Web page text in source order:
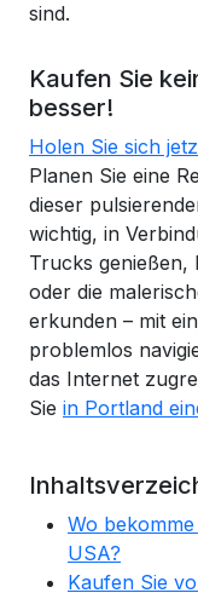
sind.
Kaufen Sie
besser!
Holen Sie sich
Planen Sie eine
dieser
wichtig, in
Trucks
oder die
erkunden – mit
problemlos
das Internet
Sie in Portland
Wo
USA?
Kaufen Sie